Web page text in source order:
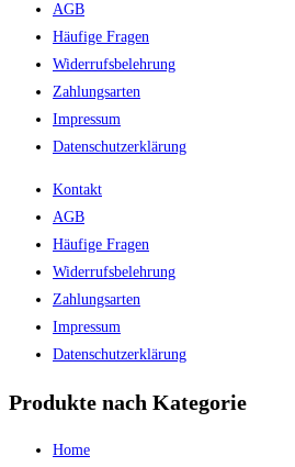
AGB
Häufige Fragen
Widerrufsbelehrung
Zahlungsarten
Impressum
Datenschutzerklärung
Kontakt
AGB
Häufige Fragen
Widerrufsbelehrung
Zahlungsarten
Impressum
Datenschutzerklärung
Produkte nach Kategorie
Home